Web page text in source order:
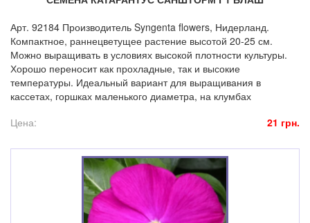
Арт. 92184 Производитель Syngenta flowers, Нидерланд.
Компактное, раннецветущее растение высотой 20-25 см.
Можно выращивать в условиях высокой плотности культуры.
Хорошо переносит как прохладные, так и высокие
температуры. Идеальный вариант для выращивания в
кассетах, горшках маленького диаметра, на клумбах
Цена:
21 грн.